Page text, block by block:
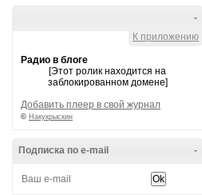
-
К приложению
Радио в блоге
[Этот ролик находится на
заблокированном домене]
Добавить плеер в свой журнал
© Накукрыскин
-
Подписка по e-mail